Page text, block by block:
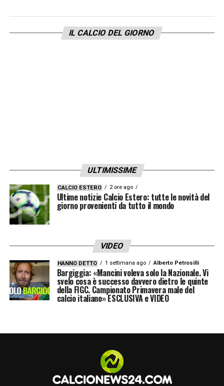
sui calci piazzati è stato oggetto di una
revisione molto attenta. Sui social network,
più evidente se confrontata con le recenti
analisi televisive. Come ribadito dal
componente della commissione arbitrale
Dino Tommasi
diretta sull’emittenteDAZN
San Siro era stata giudicata del tutto
regolare. L’ex arbitro aveva infatti legittimato
la decisione spiegando che il giocatore era
online una totale assenza di uniformità
regolamentare, sottolineando con enorme
IL CALCIO DEL GIORNO
ULTIMISSIME
CALCIO ESTERO 2 ore ago
Ultime notizie Calcio Estero: tutte le novità del
giorno provenienti da tutto il mondo
VIDEO
HANNO DETTO 1 settimana ago Alberto Petrosilli
Bargiggia: «Mancini voleva solo la Nazionale. Vi
svelo cosa è successo davvero dietro le quinte
della FIGC. Campionato Primavera male del
calcio italiano» ESCLUSIVA e VIDEO